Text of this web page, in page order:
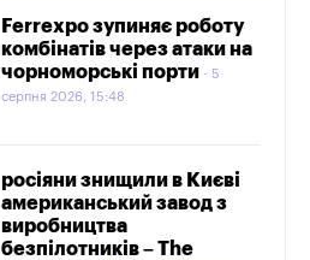
Ferrexpo зупиняє роботу
комбінатів через атаки на
чорноморські порти
5
серпня 2026, 15:48
росіяни знищили в Києві
американський завод з
виробництва
безпілотників – The